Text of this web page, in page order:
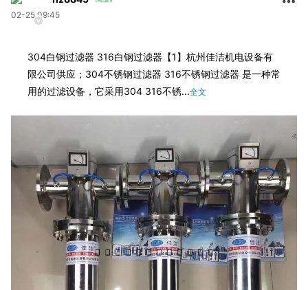
02-25 09:45
304白钢过滤器 316白钢过滤器【1】杭州佳洁机电设备有
限公司供应；304不锈钢过滤器 316不锈钢过滤器 是一种常
用的过滤设备，它采用304 316不锈...全文